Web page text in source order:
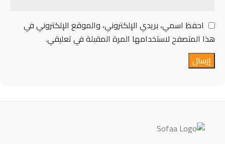
احفظ اسمي، بريدي الإلكتروني، والموقع الإلكتروني في
هذا المتصفح لاستخدامها المرة المقبلة في تعليقي.